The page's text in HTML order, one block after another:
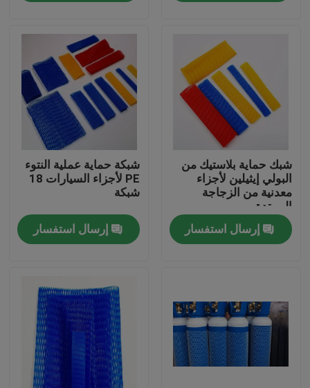
معلومات عنا
جولة في المعمل
مراقبة الجودة
اتصل بنا
أنبوب قابل للتقلص بالحرارة
شبك حماية بلاستيك من
البولي إيثيلين لأجزاء
معدنية من الزجاجة
الممتدة
إرسال استفسار
شبكة حماية عملية النتوء
PE لأجزاء السيارات 18
شبكة
إرسال استفسار